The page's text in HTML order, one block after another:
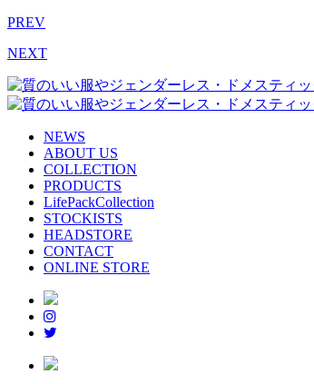
PREV
NEXT
NEWS
ABOUT US
COLLECTION
PRODUCTS
LifePackCollection
STOCKISTS
HEADSTORE
CONTACT
ONLINE STORE